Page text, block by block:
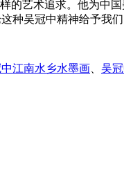
的艺术追求。他为中
种吴冠中精神给予我们
江南水乡水墨画 吴